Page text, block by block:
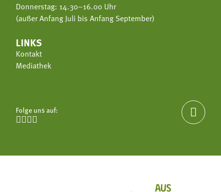
Donnerstag: 14.30–16.00 Uhr
(außer Anfang Juli bis Anfang September)
LINKS
Kontakt
Mediathek
Folge uns auf:
   
